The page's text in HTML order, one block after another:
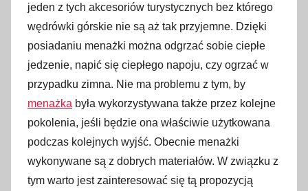
jeden z tych akcesoriów turystycznych bez którego
wędrówki górskie nie są aż tak przyjemne. Dzięki
posiadaniu menażki można odgrzać sobie ciepłe
jedzenie, napić się ciepłego napoju, czy ogrzać w
przypadku zimna. Nie ma problemu z tym, by
menażka była wykorzystywana także przez kolejne
pokolenia, jeśli będzie ona właściwie użytkowana
podczas kolejnych wyjść. Obecnie menażki
wykonywane są z dobrych materiałów. W związku z
tym warto jest zainteresować się tą propozycją